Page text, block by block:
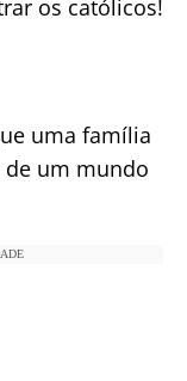
os católicos!
uma família
um mundo